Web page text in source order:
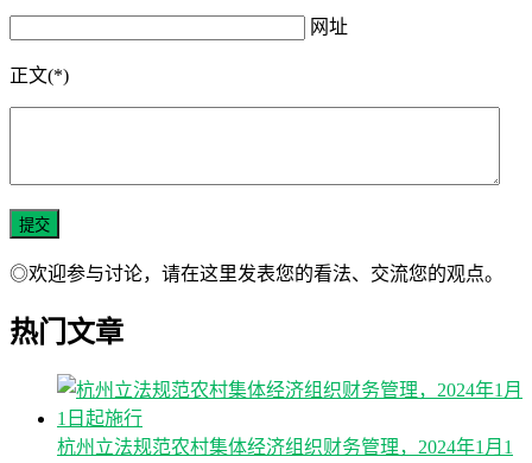
网址
正文(*)
◎欢迎参与讨论，请在这里发表您的看法、交流您的观点。
热门文章
杭州立法规范农村集体经济组织财务管理，2024年1月1